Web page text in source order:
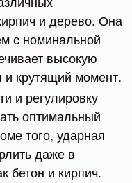
и дерево. Она
с номинальной
высокую
крутящий момент.
и регулировку
оптимальный
того, ударная
даже в
бетон и кирпич.